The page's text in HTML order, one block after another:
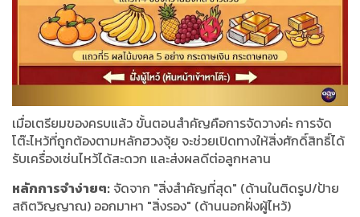
เมื่อเตรียมของครบแล้ว ขั้นตอนสำคัญคือการจัดวางค่ะ การจัด
โต๊ะไหว้ที่ถูกต้องตามหลักฮวงจุ้ย จะช่วยเปิดทางให้สิ่งศักดิ์สิทธิ์ได้
รับเครื่องเซ่นไหว้ได้สะดวก และส่งผลดีต่อลูกหลาน
หลักการจำง่ายๆ:จัดจาก "สิ่งสำคัญที่สุด" (ด้านในติดรูป/ป้าย
สถิตวิญญาณ) ออกมาหา "สิ่งรอง" (ด้านนอกฝั่งผู้ไหว้)